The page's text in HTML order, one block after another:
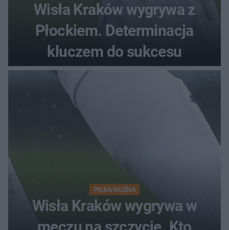
Wisła Kraków wygrywa z
Płockiem. Determinacja
kluczem do sukcesu
PIŁKA NOŻNA
Wisła Kraków wygrywa w